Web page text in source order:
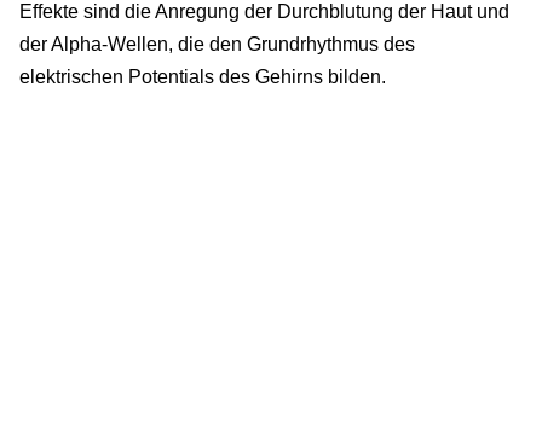
Effekte sind die Anregung der Durchblutung der Haut und
der Alpha-Wellen, die den Grundrhythmus des
elektrischen Potentials des Gehirns bilden.